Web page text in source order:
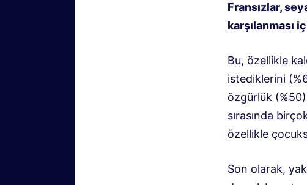
Fransızlar,
karşılanması
Bu, özellikle
istediklerini
özgürlük (%50)
sırasında
özellikle
Son olarak,